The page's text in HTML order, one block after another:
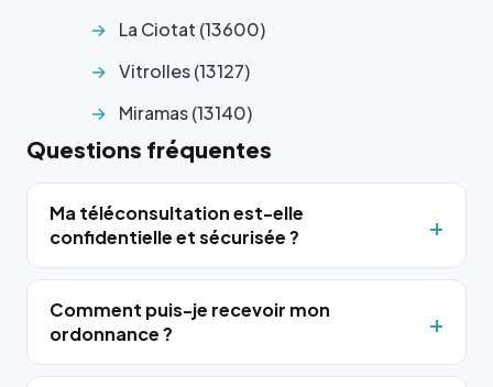
La Ciotat (13600)
Vitrolles (13127)
Miramas (13140)
Questions fréquentes
Ma téléconsultation est-elle
confidentielle et sécurisée ?
Comment puis-je recevoir mon
ordonnance ?